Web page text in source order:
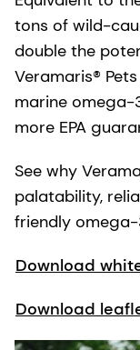
tons of wild-
double the
Veramaris®
marine omega-
more EPA
See why
palatability,
friendly
Download
Download